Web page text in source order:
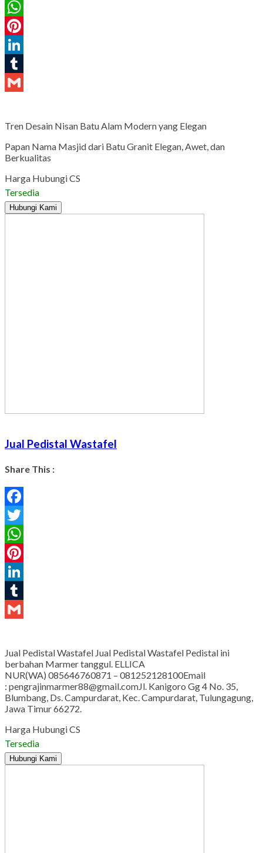
Twitter
WhatsApp
Pinterest
LinkedIn
Tumblr
Tren Desain Nisan Batu Alam Modern yang Elegan
Papan Nama Masjid dari Batu Granit Elegan, Awet, dan
Berkualitas
Harga Hubungi CS
Tersedia
Hubungi Kami
Jual Pedistal Wastafel
Share This :
Facebook
Twitter
WhatsApp
Pinterest
LinkedIn
Tumblr
Jual Pedistal Wastafel Jual Pedistal Wastafel Pedistal ini
berbahan Marmer tanggul. ELLICA
NUR(WA) 085646760871 – 081252128100Email
: pengrajinmarmer88@gmail.comJl. Kanigoro Gg 4 No. 35,
Blumbang, Ds. Campurdarat, Kec. Campurdarat, Tulungagung,
Jawa Timur 66272.
Harga Hubungi CS
Tersedia
Hubungi Kami